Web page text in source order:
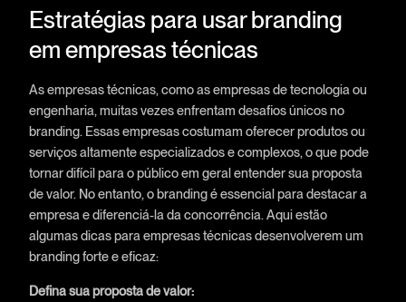
Estratégias para usar branding
em empresas técnicas
As empresas técnicas, como as empresas de tecnologia ou
engenharia, muitas vezes enfrentam desafios únicos no
branding. Essas empresas costumam oferecer produtos ou
serviços altamente especializados e complexos, o que pode
tornar difícil para o público em geral entender sua proposta
de valor. No entanto, o branding é essencial para destacar a
empresa e diferenciá-la da concorrência. Aqui estão
algumas dicas para empresas técnicas desenvolverem um
branding forte e eficaz:
Defina sua proposta de valor: